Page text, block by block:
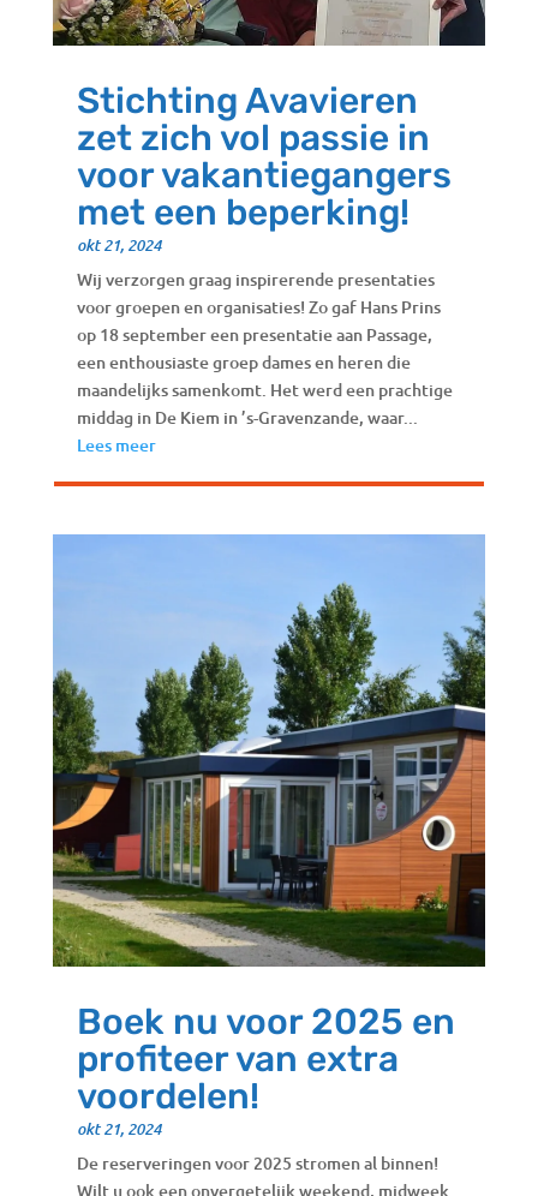
Stichting Avavieren
zet zich vol passie in
voor vakantiegangers
met een beperking!
okt 21, 2024
Wij verzorgen graag inspirerende presentaties
voor groepen en organisaties! Zo gaf Hans Prins
op 18 september een presentatie aan Passage,
een enthousiaste groep dames en heren die
maandelijks samenkomt. Het werd een prachtige
middag in De Kiem in ’s-Gravenzande, waar...
Lees meer
Boek nu voor 2025 en
profiteer van extra
voordelen!
okt 21, 2024
De reserveringen voor 2025 stromen al binnen!
Wilt u ook een onvergetelijk weekend, midweek